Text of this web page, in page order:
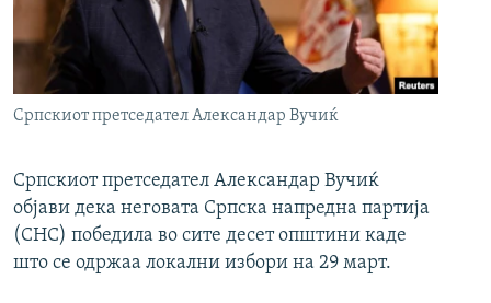
Српскиот претседател Александар Вучиќ
Српскиот претседател Александар Вучиќ
објави дека неговата Српска напредна партија
(СНС) победила во сите десет општини каде
што се одржаа локални избори на 29 март.